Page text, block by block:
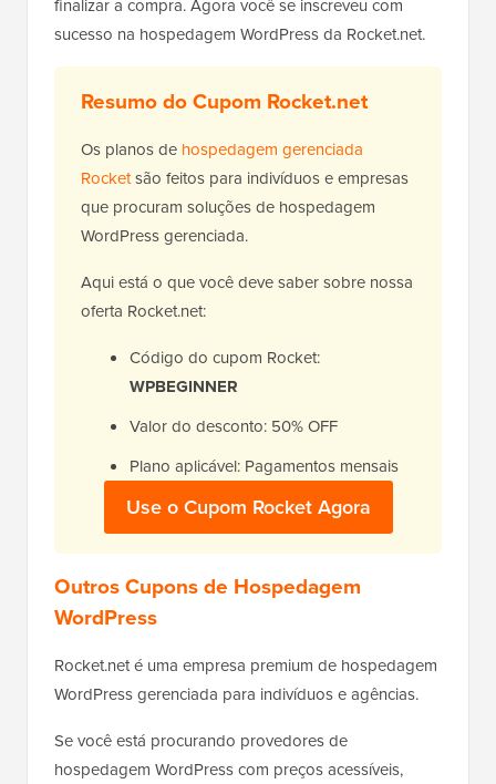
finalizar a compra. Agora você se inscreveu com
sucesso na hospedagem WordPress da Rocket.net.
Resumo do Cupom Rocket.net
Os planos de hospedagem gerenciada
Rocketsão feitos para indivíduos e empresas
que procuram soluções de hospedagem
WordPress gerenciada.
Aqui está o que você deve saber sobre nossa
oferta Rocket.net:
Código do cupom Rocket:
WPBEGINNER
Valor do desconto: 50% OFF
Plano aplicável: Pagamentos mensais
Use o Cupom Rocket Agora
Outros Cupons de Hospedagem
WordPress
Rocket.net é uma empresa premium de hospedagem
WordPress gerenciada para indivíduos e agências.
Se você está procurando provedores de
hospedagem WordPress com preços acessíveis,